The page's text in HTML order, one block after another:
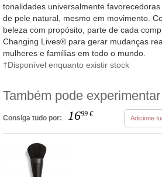
tonalidades universalmente
de pele natural, mesmo em movimento.
beleza com propósito, parte de cada
Changing Lives® para gerar mudanças
mulheres e famílias em todo o mundo.
†Disponível enquanto existir stock
Também pode experimentar
Consiga tudo por: 1699 € Adicione